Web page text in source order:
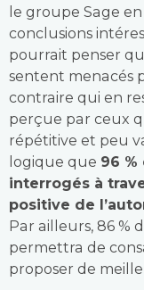
le groupe Sage
conclusions
pourrait penser
sentent menacés
contraire qui en
perçue par ceux
répétitive et peu
logique que 96
interrogés à
positive de
Par ailleurs, 86 %
permettra de
proposer de